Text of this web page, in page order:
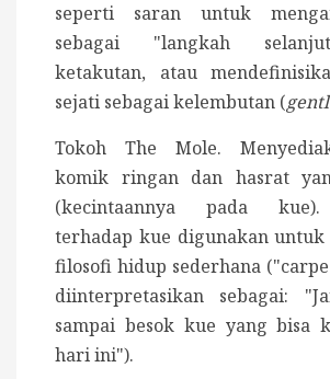
seperti saran untuk
sebagai "langkah
ketakutan, atau
sejati sebagai kelembutan (
Tokoh The Mole.
komik ringan dan hasrat
(kecintaannya pada kue).
terhadap kue digunakan
filosofi hidup sederhana
diinterpretasikan sebagai:
sampai besok kue yang bisa
hari ini").